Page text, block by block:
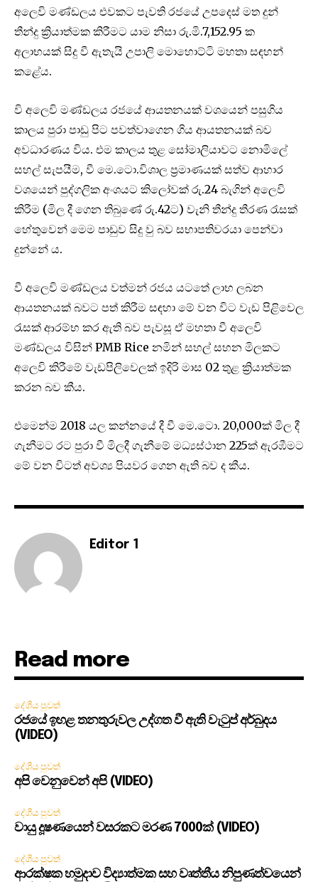
අලෙවි මණ්ඩලය එවකට පැවති රජයේ උපදෙස් මත දුන්
තීන්දු ක්‍රියාත්මක කිරීමට යාම නිසා රු.මි.7,152.95 ක
අලාභයක් සිදු වී ඇතැයි උපාලි මොහොට්ටි මහතා සඳහන්
කළේය.
වි අලෙවි මණ්ඩලය රජයේ ආයතනයක් වශයෙන් පසුගිය
කාලය පුරා පාඩු පිට පවත්වාගෙන ගිය ආයතනයක් බව
අවධාරණය විය. එම කාලය තුළ සෝමාලියාවට නොමිලේ
සහල් සැපයීම, වී මෙ.ටො.විශාල ප්‍රමාණයක් සත්ව ආහාර
වශයෙන් පුද්ගලික අංශයට කිලෝවක් රු.24 බැගින් අලෙවි
කිරීම (මිල දී ගෙන තිබුණේ රු.42ට) වැනි තීන්දු තීරණ රැසක්
හේතුවෙන් මෙම පාඩුව සිදු වු බව සභාපතිවරයා පෙන්වා
දුන්නේ ය.
වී අලෙවි මණ්ඩලය වත්මන් රජය යටතේ ලාභ ලබන
ආයතනයක් බවට පත් කිරීම සඳහා මේ වන විට වැඩ පිළිවෙල
රැසක් ආරම්භ කර ඇති බව පැවසූ ඒ මහතා වී අලෙවි
මණ්ඩලය විසින් PMB Rice නමින් සහල් සහන මිලකට
අලෙවි කිරීමේ වැඩපිලිවෙලක් ඉදිරි මාස 02 තුළ ක්‍රියාත්මක
කරන බව කීය.
එමෙන්ම 2018 යල කන්නයේ දී වී මෙ.ටො. 20,000ක් මිල දී
ගැනීමට රට පුරා වී මිලදී ගැනීමේ මධ්‍යස්ථාන 225ක් ඇරඹීමට
මේ වන විටත් අවශ්‍ය පියවර ගෙන ඇති බව ද කීය.
Editor 1
Read more
දේශීය පුවත්
රජයේ ඉහළ තනතුරුවල උද්ගත වී ඇති වැටුප් අර්බුදය
(VIDEO)
දේශීය පුවත්
අපි වෙනුවෙන් අපි (VIDEO)
දේශීය පුවත්
වායු දූෂණයෙන් වසරකට මරණ 7000ක් (VIDEO)
දේශීය පුවත්
ආරක්ෂක හමුදාව විද්‍යාත්මක සහ වෘත්තීය නිපුණත්වයෙන්